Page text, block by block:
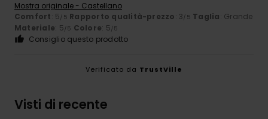
Mostra originale - Castellano
Comfort: 5/5 Rapporto qualità-prezzo: 3/5 Taglia: Grande
Materiale: 5/5 Colore: 5/5
Consiglio questo prodotto
Verificato da TrustVille
Visti di recente